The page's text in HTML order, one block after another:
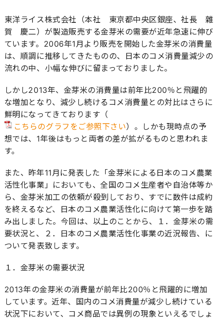
東洋ライス株式会社（本社 東京都中央区銀座、社長 雜
賀 慶二）が製造販売する金芽米の需要が近年急速に伸び
ています。2006年1月より販売を開始した金芽米の消費量
は、順調に推移してきたものの、日本のコメ消費量減少の
流れの中、小幅な伸びに留まっておりました。
しかし2013年、金芽米の消費量は前年比200％と飛躍的
な増加となり、減少し続けるコメ消費量との対比はさらに
鮮明になってきております（
こちらのグラフをご参照下さい）。しかも現時点の予
想では、1年後はもっと両者の差が拡がるものと思われま
す。
また、昨年11月に発表した「金芽米による日本のコメ農業
活性化事業」においても、全国のコメ生産者や自治体等か
ら、金芽米加工の依頼が殺到しており、すでに数件は成約
を終えるなど、日本のコメ農業活性化に向けて第一歩を踏
み出しました。今回は、以上のことから、１．金芽米の需
要状況と、２．日本のコメ農業活性化事業の近況報告、に
ついて発表致します。
１．金芽米の需要状況
2013年の金芽米の消費量が前年比200％と飛躍的に増加
しています。近年、国内のコメ消費量が減少し続けている
状況下において、コメ商品では異例の現象といえるでしょ